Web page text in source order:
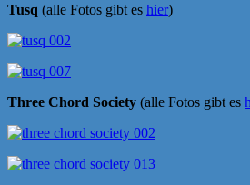
Tusq (alle Fotos gibt es hier)
Three Chord Society (alle Fotos gibt es